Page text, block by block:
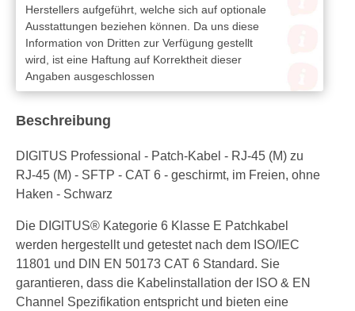
Herstellers aufgeführt, welche sich auf optionale
Ausstattungen beziehen können. Da uns diese
Information von Dritten zur Verfügung gestellt
wird, ist eine Haftung auf Korrektheit dieser
Angaben ausgeschlossen
Beschreibung
DIGITUS Professional - Patch-Kabel - RJ-45 (M) zu
RJ-45 (M) - SFTP - CAT 6 - geschirmt, im Freien, ohne
Haken - Schwarz
Die DIGITUS® Kategorie 6 Klasse E Patchkabel
werden hergestellt und getestet nach dem ISO/IEC
11801 und DIN EN 50173 CAT 6 Standard. Sie
garantieren, dass die Kabelinstallation der ISO & EN
Channel Spezifikation entspricht und bieten eine